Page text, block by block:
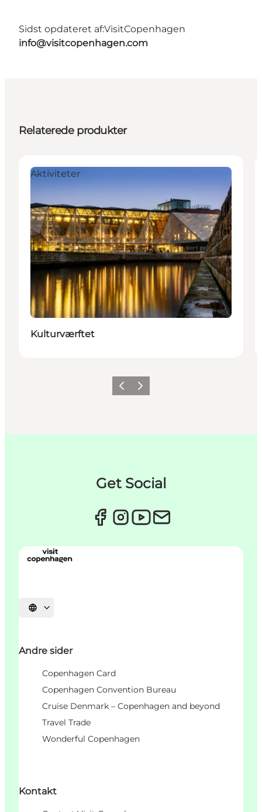
Sidst opdateret af:VisitCopenhagen
info@visitcopenhagen.com
Relaterede produkter
Aktiviteter
Kulturværftet
ForrigeNæste
Get Social
Vælg sprog
Andre sider
Copenhagen Card
Copenhagen Convention Bureau
Cruise Denmark – Copenhagen and beyond
Travel Trade
Wonderful Copenhagen
Kontakt